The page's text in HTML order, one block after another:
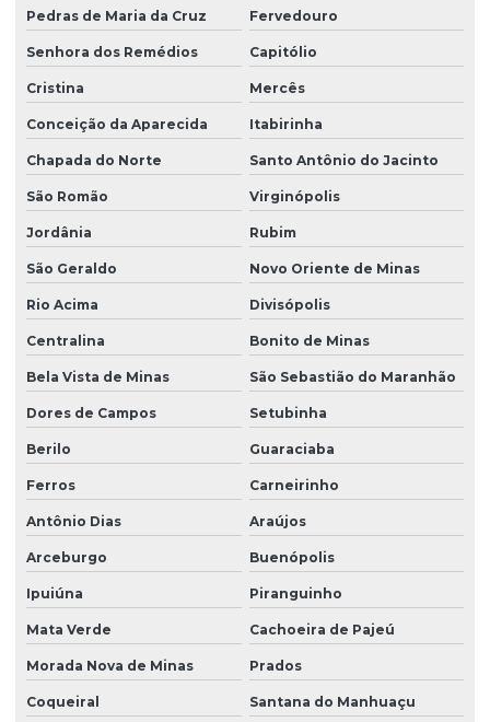
Pedras de Maria da Cruz Fervedouro
Senhora dos Remédios Capitólio
Cristina Mercês
Conceição da Aparecida Itabirinha
Chapada do Norte Santo Antônio do Jacinto
São Romão Virginópolis
Jordânia Rubim
São Geraldo Novo Oriente de Minas
Rio Acima Divisópolis
Centralina Bonito de Minas
Bela Vista de Minas São Sebastião do Maranhão
Dores de Campos Setubinha
Berilo Guaraciaba
Ferros Carneirinho
Antônio Dias Araújos
Arceburgo Buenópolis
Ipuiúna Piranguinho
Mata Verde Cachoeira de Pajeú
Morada Nova de Minas Prados
Coqueiral Santana do Manhuaçu